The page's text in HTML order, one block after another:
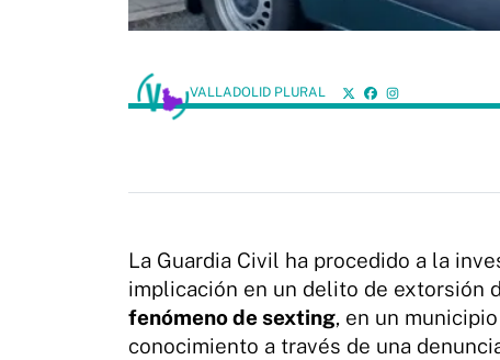
VALLADOLID PLURAL
La Guardia Civil ha procedido a la
implicación en un delito de extorsión
fenómeno de sexting, en un
conocimiento a través de una